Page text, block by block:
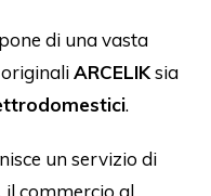
di una vasta
ARCELIKsia
.
un servizio di
, il commercio al